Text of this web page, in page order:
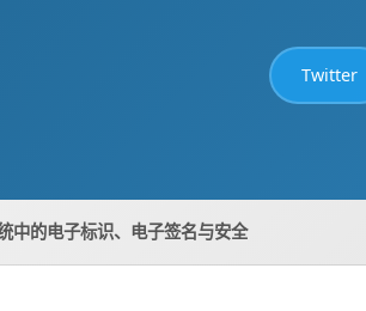
Twitter
中的电子标识、电子签名与安全